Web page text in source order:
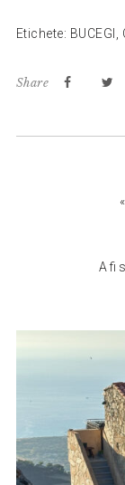
Etichete: BUCEGI ,
Share
«
A fi